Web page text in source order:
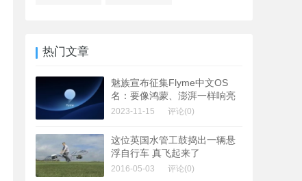
热门文章
魅族宣布征集Flyme中文OS
名：要像鸿蒙、澎湃一样响亮
2023-11-15 评论(0)
这位英国水管工鼓捣出一辆悬
浮自行车 真飞起来了
2016-05-03 评论(0)